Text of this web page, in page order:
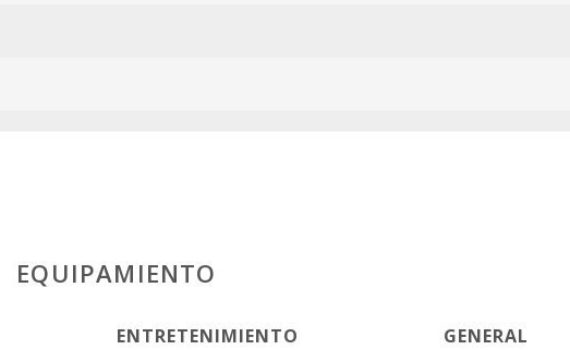
EQUIPAMIENTO
ENTRETENIMIENTO GENERAL